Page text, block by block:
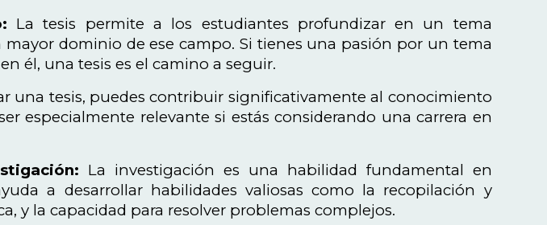
La tesis permite a los estudiantes profundizar en un tema
dominio de ese campo. Si tienes una pasión por un tema
él, una tesis es el camino a seguir.
una tesis, puedes contribuir significativamente al conocimiento
especialmente relevante si estás considerando una carrera en
La investigación es una habilidad fundamental en
a desarrollar habilidades valiosas como la recopilación y
y la capacidad para resolver problemas complejos.